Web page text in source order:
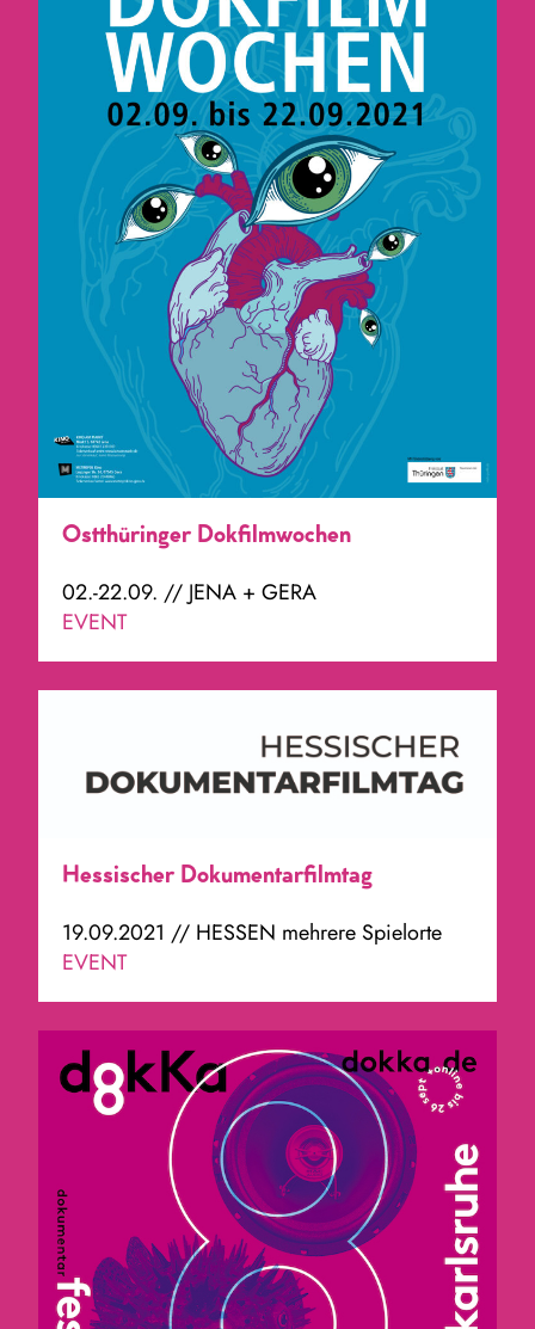
Ostthüringer Dokfilmwochen
02.-22.09. // JENA + GERA
EVENT
Hessischer Dokumentarfilmtag
19.09.2021 // HESSEN mehrere Spielorte
EVENT